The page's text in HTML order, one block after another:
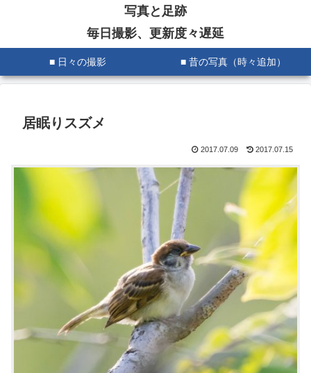
写真と足跡
毎日撮影、更新度々遅延
■ 日々の撮影 ■ 昔の写真（時々追加）
居眠りスズメ
2017.07.09 2017.07.15